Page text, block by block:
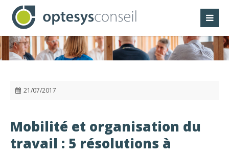
21/07/2017
Mobilité et organisation du
travail : 5 résolutions à
Panneau de gestion des cookies